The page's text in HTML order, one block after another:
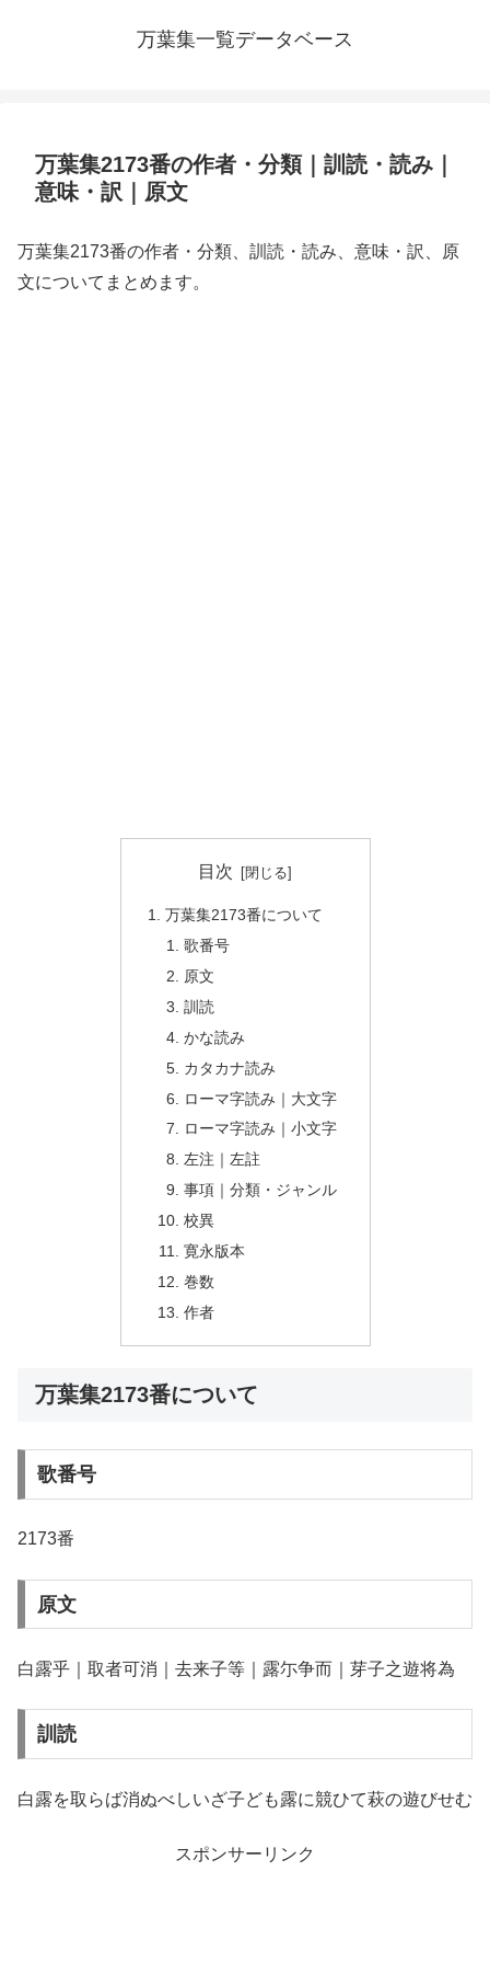
万葉集一覧データベース
万葉集2173番の作者・分類｜訓読・読み｜
意味・訳｜原文
万葉集2173番の作者・分類、訓読・読み、意味・訳、原
文についてまとめます。
目次
万葉集2173番について
歌番号
原文
訓読
かな読み
カタカナ読み
ローマ字読み｜大文字
ローマ字読み｜小文字
左注｜左註
事項｜分類・ジャンル
校異
寛永版本
巻数
作者
万葉集2173番について
歌番号
2173番
原文
白露乎｜取者可消｜去来子等｜露尓争而｜芽子之遊将為
訓読
白露を取らば消ぬべしいざ子ども露に競ひて萩の遊びせむ
スポンサーリンク